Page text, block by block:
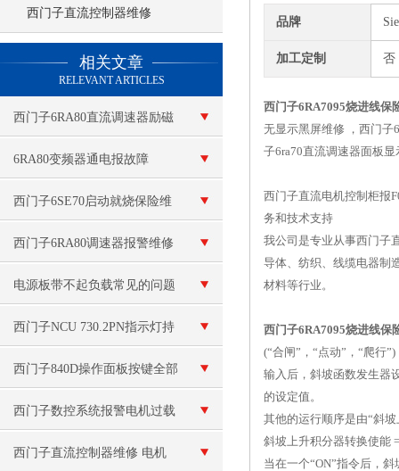
西门子直流控制器维修
相关文章
RELEVANT ARTICLES
西门子6RA80直流调速器励磁
故障维修 故障代码：F60105
6RA80变频器通电报故障
F60100
西门子6SE70启动就烧保险维
修
西门子6RA80调速器报警维修
电源板带不起负载常见的问题
西门子NCU 730.2PN指示灯持
续亮红色维修
西门子840D操作面板按键全部
失灵
西门子数控系统报警电机过载
维修
西门子直流控制器维修 电机
品牌
加工定制 否
西门子6RA7095烧进线保
无显示黑屏维修 ，西门子
子6ra70直流调速器面板
西门子直流电机控制柜报
务和技术支持
我公司是专业从事西门子
导体、纺织、线缆电器制
材料等行业。
西门子6RA7095烧进线保
(“合闸”，“点动”，“爬行”)
输入后，斜坡函数发生器
的设定值。
其他的运行顺序是由“斜
斜坡上升积分器转换使能
当在一个“ON”指令后，